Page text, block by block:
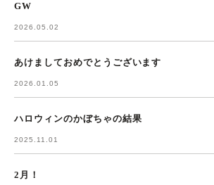
GW
2026.05.02
あけましておめでとうございます
2026.01.05
ハロウィンのかぼちゃの結果
2025.11.01
2月！